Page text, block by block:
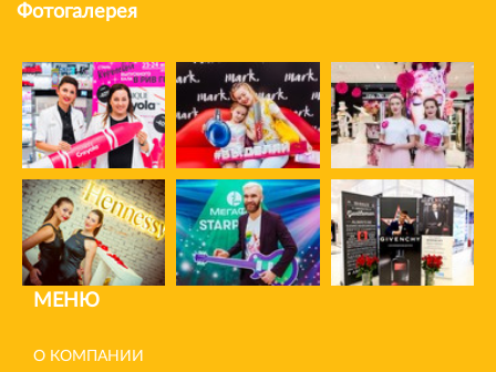
Фотогалерея
МЕНЮ
О КОМПАНИИ